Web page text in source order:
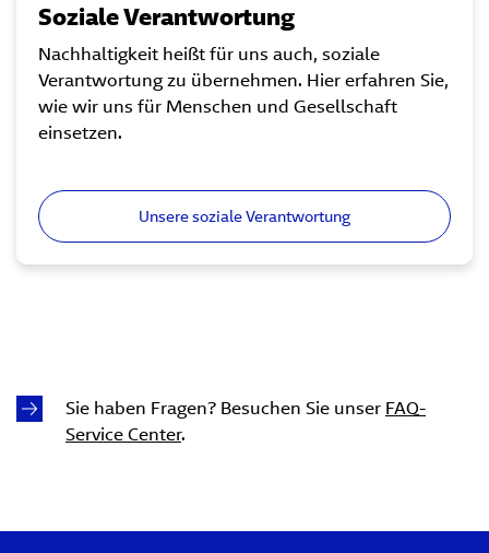
Soziale Verantwortung
Nachhaltigkeit heißt für uns auch, soziale
Verantwortung zu übernehmen. Hier erfahren Sie,
wie wir uns für Menschen und Gesellschaft
einsetzen.
Unsere soziale Verantwortung
Sie haben Fragen? Besuchen Sie unser FAQ-
Service Center.